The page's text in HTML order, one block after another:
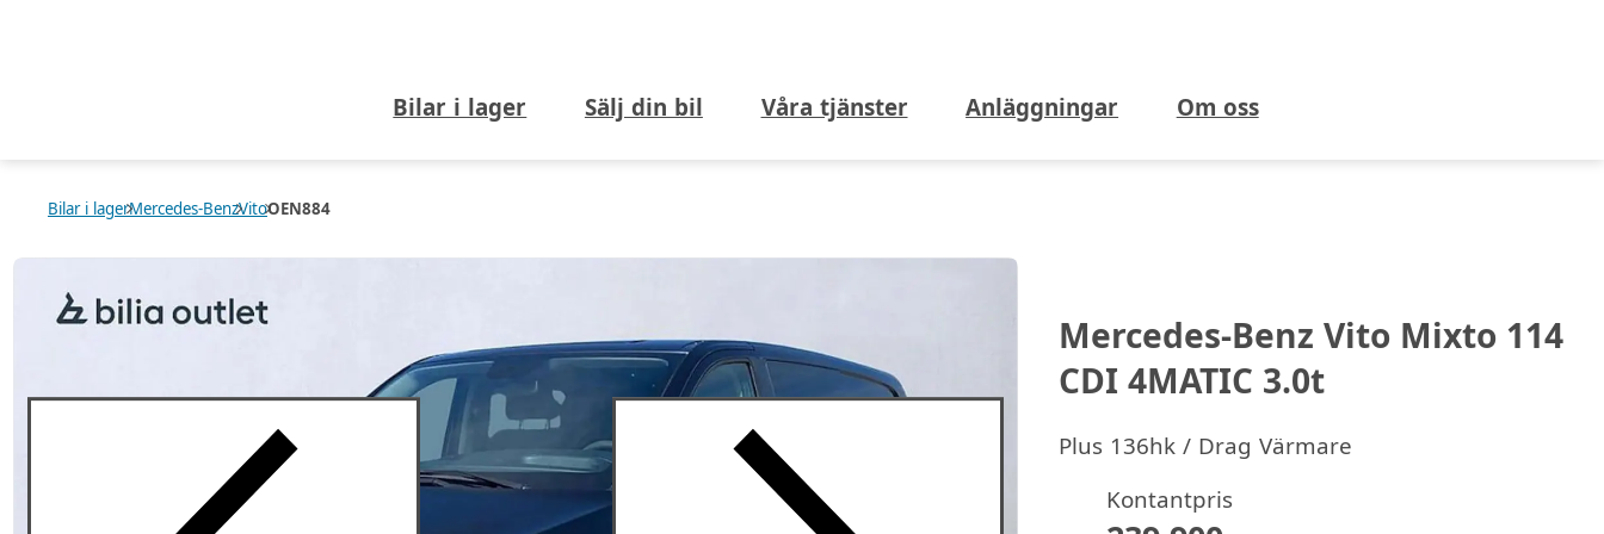
Bilar i lager Sälj din bil Våra tjänster Anläggningar Om oss
Bilar i lagerMercedes-BenzVitoOEN884
Mercedes-Benz Vito Mixto 114
CDI 4MATIC 3.0t
Plus 136hk / Drag Värmare
Kontantpris